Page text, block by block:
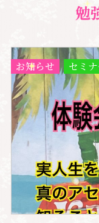
勉
お知らせ セミ